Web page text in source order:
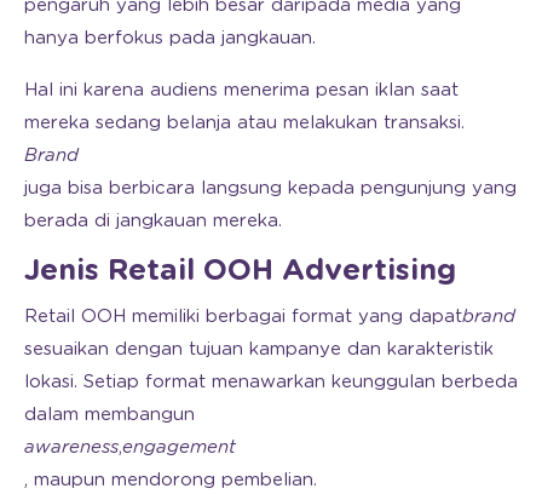
pengaruh yang lebih besar daripada media yang
hanya berfokus pada jangkauan.
Hal ini karena audiens menerima pesan iklan saat
mereka sedang belanja atau melakukan transaksi.
Brand
juga bisa berbicara langsung kepada pengunjung yang
berada di jangkauan mereka.
Jenis Retail OOH Advertising
Retail OOH memiliki berbagai format yang dapatbrand
sesuaikan dengan tujuan kampanye dan karakteristik
lokasi. Setiap format menawarkan keunggulan berbeda
dalam membangun
awareness,engagement
, maupun mendorong pembelian.